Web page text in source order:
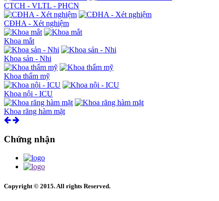
CTCH - VLTL - PHCN
CĐHA - Xét nghiệm
Khoa mắt
Khoa sản - Nhi
Khoa thẩm mỹ
Khoa nội - ICU
Khoa răng hàm mặt
Chứng nhận
Copyright © 2015. All rights Reserved.